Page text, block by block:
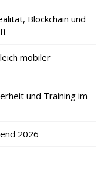
Blockchain und
mobiler
und Training im
2026